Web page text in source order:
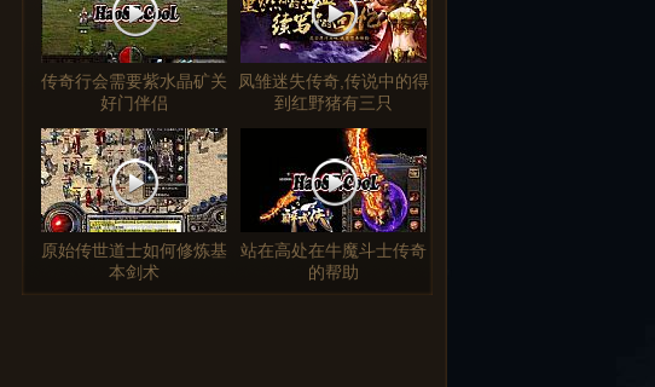
传奇行会需要紫水晶矿关
好门伴侣
凤雏迷失传奇,传说中的得
到红野猪有三只
原始传世道士如何修炼基
本剑术
站在高处在牛魔斗士传奇
的帮助